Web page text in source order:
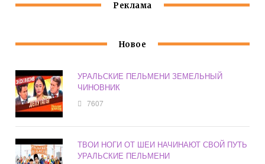
Реклама
Новое
УРАЛЬСКИЕ ПЕЛЬМЕНИ ЗЕМЕЛЬНЫЙ
ЧИНОВНИК
7607
ТВОИ НОГИ ОТ ШЕИ НАЧИНАЮТ СВОЙ ПУТЬ
УРАЛЬСКИЕ ПЕЛЬМЕНИ